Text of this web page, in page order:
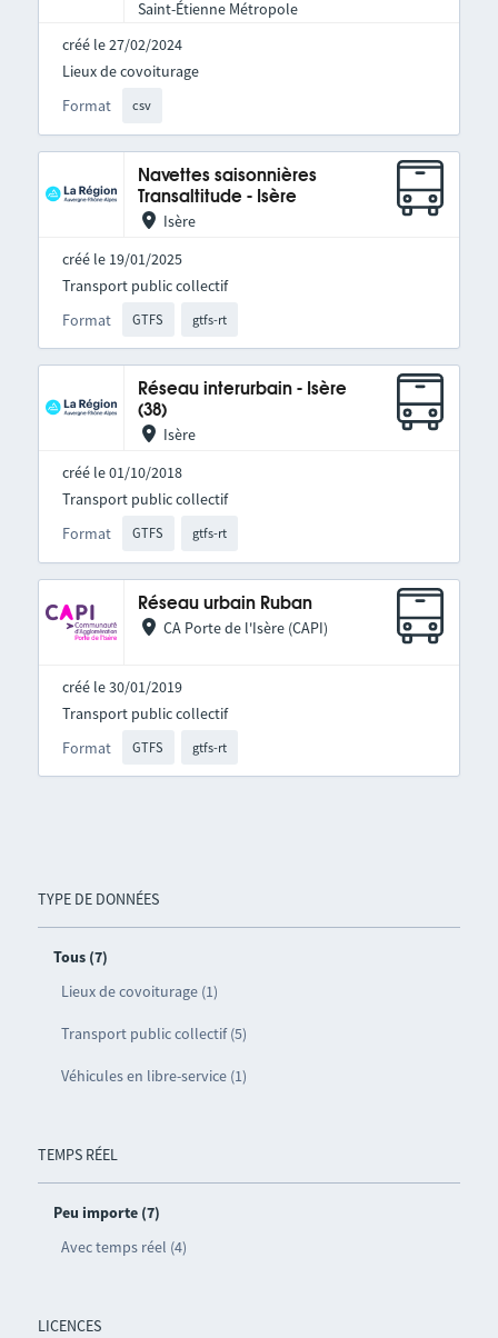
TYPE DE DONNÉES
Tous (7)
Lieux de covoiturage (1)
Transport public collectif (5)
Véhicules en libre-service (1)
TEMPS RÉEL
Peu importe (7)
Avec temps réel (4)
LICENCES
Saint-Étienne Métropole
créé le 27/02/2024
Format csv
Lieux de covoiturage
Navettes saisonnières
Transaltitude - Isère
Isère
créé le 19/01/2025
Format GTFS gtfs-rt
Transport public collectif
Réseau interurbain - Isère
(38)
Isère
créé le 01/10/2018
Format GTFS gtfs-rt
Transport public collectif
Réseau urbain Ruban
CA Porte de l'Isère (CAPI)
créé le 30/01/2019
Format GTFS gtfs-rt
Transport public collectif